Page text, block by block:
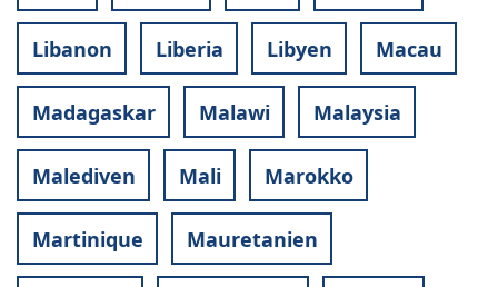
Libanon Liberia Libyen Macau
Madagaskar Malawi Malaysia
Malediven Mali Marokko
Martinique Mauretanien